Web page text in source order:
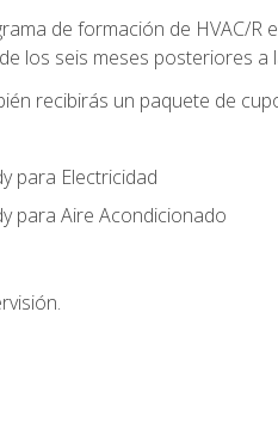
de formación de HVAC/R
los seis meses posteriores a
recibirás un paquete de
para Electricidad
para Aire Acondicionado